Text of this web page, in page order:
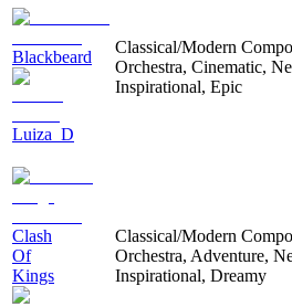
Blackbeard
Luiza_D
Classical/Modern
Orchestra, Cinematic,
Inspirational, Epic
Clash
Of
Kings
Classical/Modern
Orchestra, Adventure,
Inspirational, Dreamy